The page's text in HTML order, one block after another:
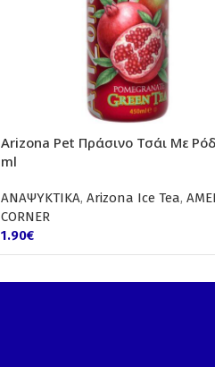
Arizona Pet Πράσινο Τσάι Με
ml
ΑΝΑΨΥΚΤΙΚΑ, Arizona Ice Tea,
CORNER
1.90€